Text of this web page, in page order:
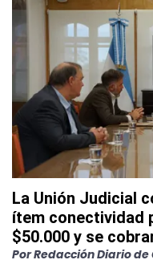
La Unión Judicial
ítem conectividad
$50.000 y se
PorRedacción Diario de